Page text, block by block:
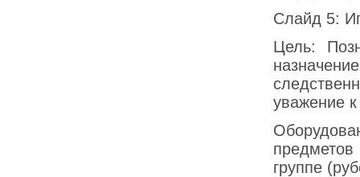
Слайд 5:
Цель:
уважение
группе